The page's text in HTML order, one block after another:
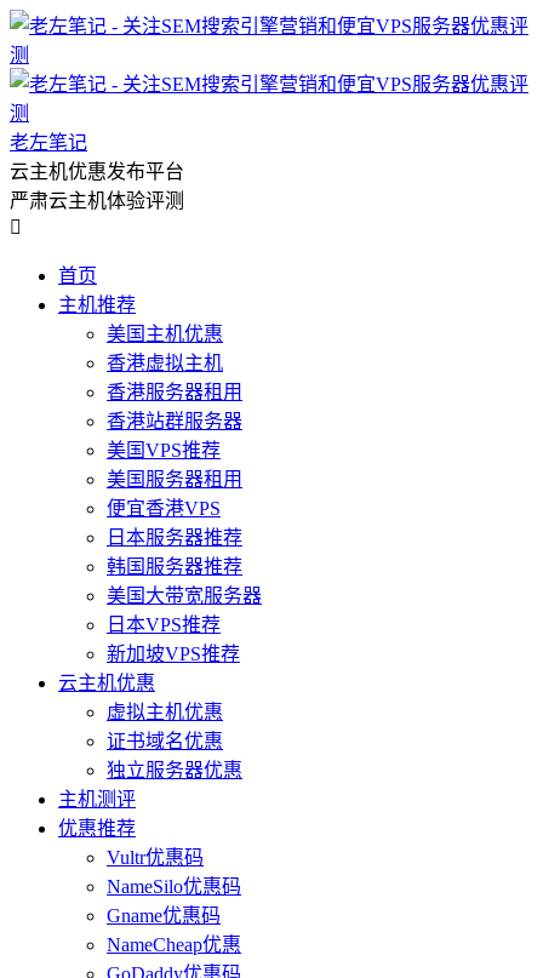
老左笔记
云主机优惠发布平台
严肃云主机体验评测

首页
主机推荐
美国主机优惠
香港虚拟主机
香港服务器租用
香港站群服务器
美国VPS推荐
美国服务器租用
便宜香港VPS
日本服务器推荐
韩国服务器推荐
美国大带宽服务器
日本VPS推荐
新加坡VPS推荐
云主机优惠
虚拟主机优惠
证书域名优惠
独立服务器优惠
主机测评
优惠推荐
Vultr优惠码
NameSilo优惠码
Gname优惠码
NameCheap优惠
GoDaddy优惠码